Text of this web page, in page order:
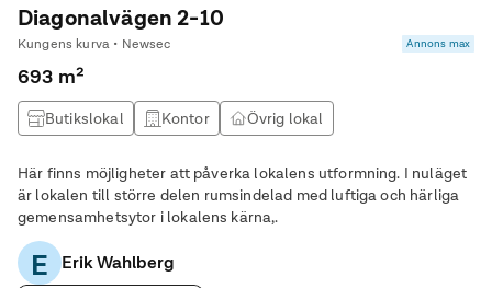
Diagonalvägen 2-10
Kungens kurva • Newsec Annons max
693 m²
Butikslokal Kontor Övrig lokal
Här finns möjligheter att påverka lokalens utformning. I nuläget
är lokalen till större delen rumsindelad med luftiga och härliga
gemensamhetsytor i lokalens kärna,.
E Erik Wahlberg